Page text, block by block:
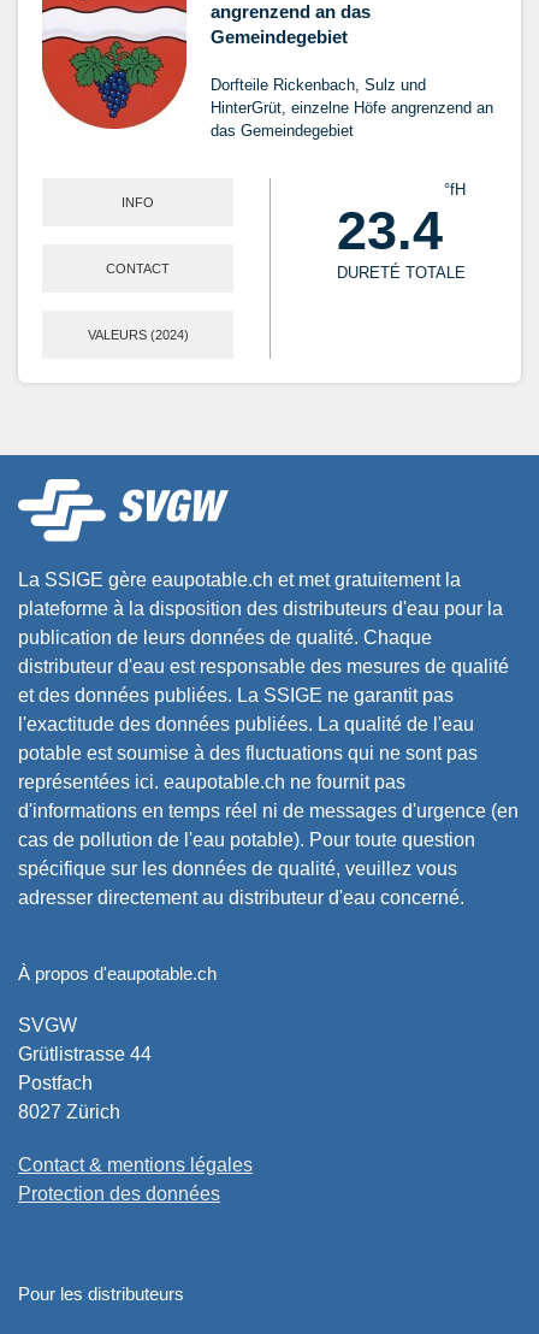
angrenzend an das
Gemeindegebiet
Dorfteile Rickenbach, Sulz und
HinterGrüt, einzelne Höfe angrenzend an
das Gemeindegebiet
INFO
CONTACT
VALEURS (2024)
°fH
23.4
DURETÉ TOTALE
La SSIGE gère eaupotable.ch et met gratuitement la
plateforme à la disposition des distributeurs d'eau pour la
publication de leurs données de qualité. Chaque
distributeur d'eau est responsable des mesures de qualité
et des données publiées. La SSIGE ne garantit pas
l'exactitude des données publiées. La qualité de l'eau
potable est soumise à des fluctuations qui ne sont pas
représentées ici. eaupotable.ch ne fournit pas
d'informations en temps réel ni de messages d'urgence (en
cas de pollution de l'eau potable). Pour toute question
spécifique sur les données de qualité, veuillez vous
adresser directement au distributeur d'eau concerné.
À propos d'eaupotable.ch
SVGW
Grütlistrasse 44
Postfach
8027 Zürich
Contact & mentions légales
Protection des données
Pour les distributeurs